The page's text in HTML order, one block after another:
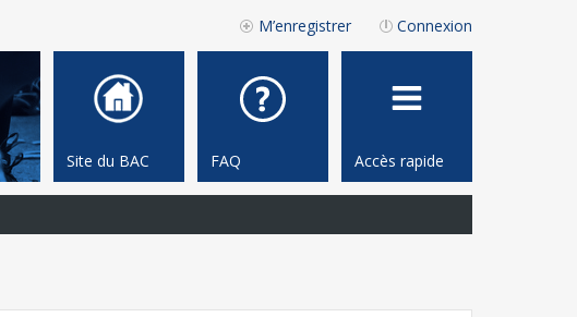
Connexion
M’enregistrer
Accès rapide
FAQ
Site du BAC